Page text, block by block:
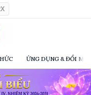
ỨNG DỤNG & ĐỔI